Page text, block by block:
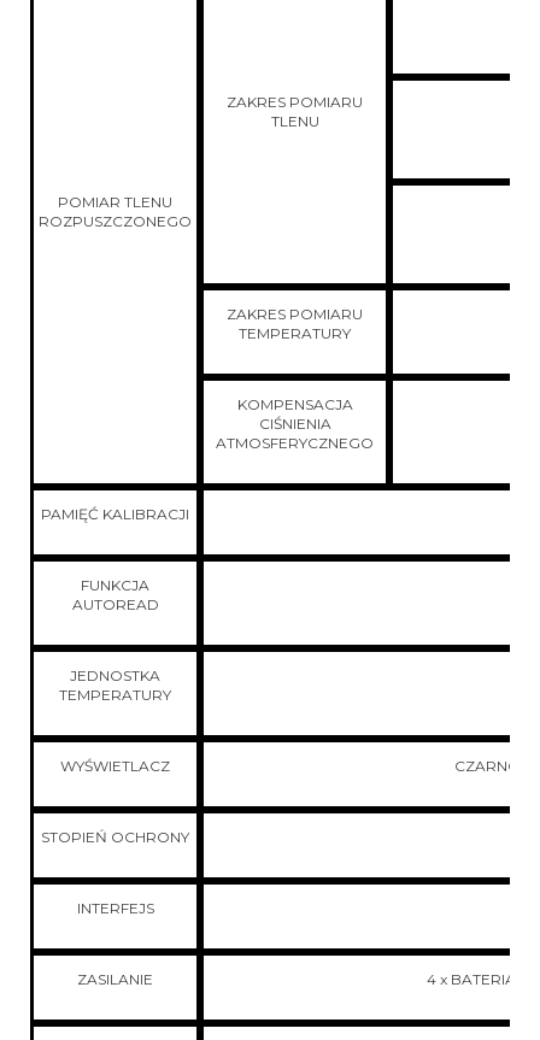
POMIAR TLENU
ROZPUSZCZONEGO
ZAKRES POMIARU
TLENU
ZAKRES POMIARU
TEMPERATURY
KOMPENSACJA
CIŚNIENIA
ATMOSFERYCZNEGO
PAMIĘĆ KALIBRACJI
FUNKCJA
AUTOREAD
JEDNOSTKA
TEMPERATURY
WYŚWIETLACZ CZARNO-
STOPIEŃ OCHRONY
INTERFEJS
ZASILANIE 4 x BATERIA